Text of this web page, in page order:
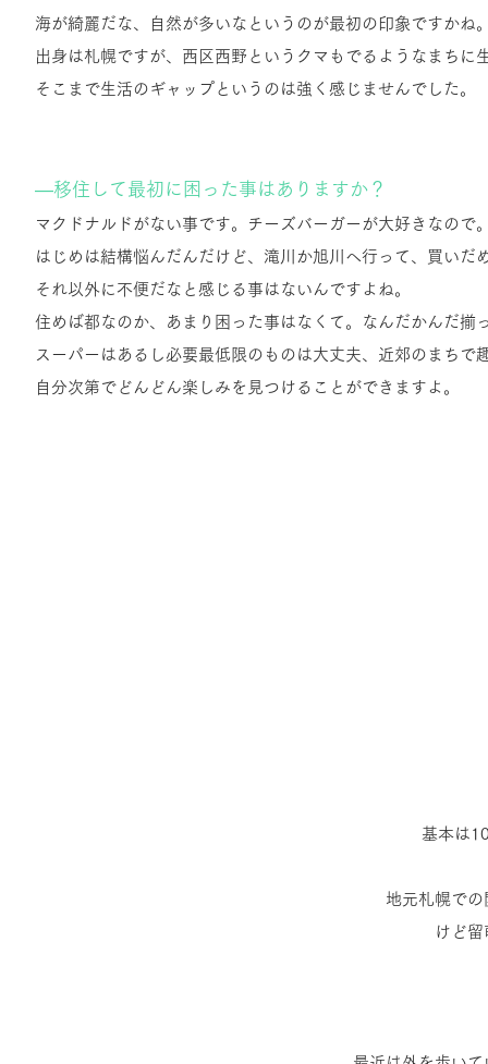
海が綺麗だな、自然が多いなというのが最初の印象ですかね
出身は札幌ですが、西区西野というクマもでるようなまちに
そこまで生活のギャップというのは強く感じませんでした。
―移住して最初に困った事はありますか？
マクドナルドがない事です。チーズバーガーが大好きなので
はじめは結構悩んだんだけど、滝川か旭川へ行って、買い
それ以外に不便だなと感じる事はないんですよね。
住めば都なのか、あまり困った事はなくて。
なんだかんだ揃
スーパーはあるし必要最低限のものは大丈夫、 近郊のまちで
自分次第でどんどん楽しみを見つけることができますよ。
基本は
地元札幌で
けど